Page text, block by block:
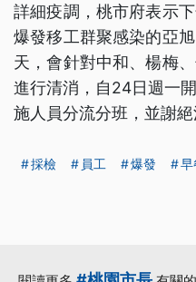
詳細疫調，桃市府表示
爆發移工群聚感染的亞
天，會針對中和、楊梅
進行清消，自24日週一
施人員分流分班，並謝絕
採檢 員工 爆發 早